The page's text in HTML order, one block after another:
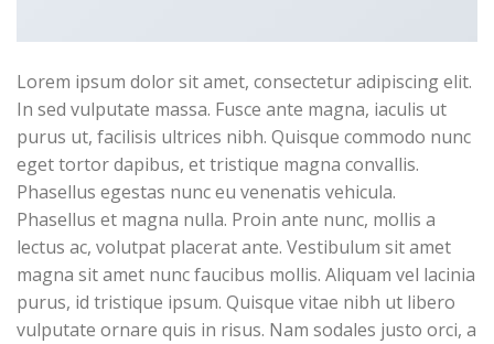
Lorem ipsum dolor sit amet, consectetur adipiscing elit.
In sed vulputate massa. Fusce ante magna, iaculis ut
purus ut, facilisis ultrices nibh. Quisque commodo nunc
eget tortor dapibus, et tristique magna convallis.
Phasellus egestas nunc eu venenatis vehicula.
Phasellus et magna nulla. Proin ante nunc, mollis a
lectus ac, volutpat placerat ante. Vestibulum sit amet
magna sit amet nunc faucibus mollis. Aliquam vel lacinia
purus, id tristique ipsum. Quisque vitae nibh ut libero
vulputate ornare quis in risus. Nam sodales justo orci, a